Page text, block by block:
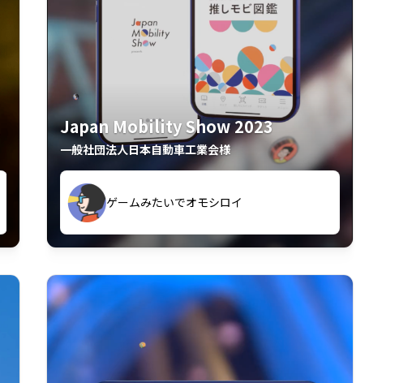
Japan Mobility Show 2023
一般社団法人日本自動車工業会様
夢中で推しモビを探してビッグサイトで6時
間も滞在してしまった
久々のモーターショーがアプリでもっと楽
しめました